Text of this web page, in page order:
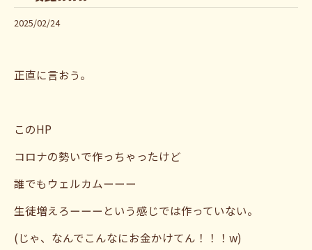
2025/02/24
正直に言おう。
このHP
コロナの勢いで作っちゃったけど
誰でもウェルカムーーー
生徒増えろーーーという感じでは作っていない。
(じゃ、なんでこんなにお金かけてん！！！w)